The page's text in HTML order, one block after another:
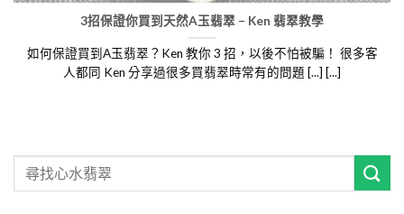
3招保證你買到天然A玉翡翠 – Ken 翡翠教學
如何保證買到A玉翡翠？Ken 教你 3 招，以後不怕被騙！ 很多客
人都同 Ken 分享過很多買翡翠時常有的問題 [...] [...]